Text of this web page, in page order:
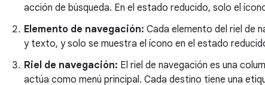
acción de búsqueda. En el estado reducido, solo el
Elemento de navegación: Cada elemento del riel de
y texto, y solo se muestra el ícono en el estado
Riel de navegación: El riel de navegación es una
actúa como menú principal. Cada destino tiene una